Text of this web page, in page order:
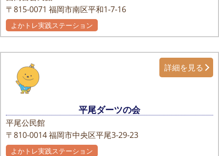
〒815-0071 福岡市南区平和1-7-16
よかトレ実践ステーション
平尾ダーツの会
平尾公民館
〒810-0014福岡市中央区平尾3-29-23
詳細を見る
よかトレ実践ステーション